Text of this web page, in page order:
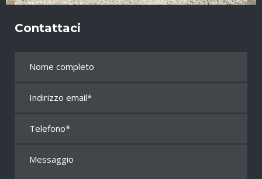
Contattaci